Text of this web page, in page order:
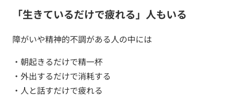
「生きているだけで疲れる」人もいる
障がいや精神的不調がある人の中には
・朝起きるだけで精一杯
・外出するだけで消耗する
・人と話すだけで疲れる